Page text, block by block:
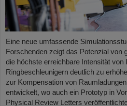
Eine neue umfassende
Forschenden zeigt das Potenzial von
die höchste erreichbare Intensität von
Ringbeschleunigern deutlich zu
zur Kompensation von
entwickelt, wo auch ein Prototyp in
Physical Review Letters